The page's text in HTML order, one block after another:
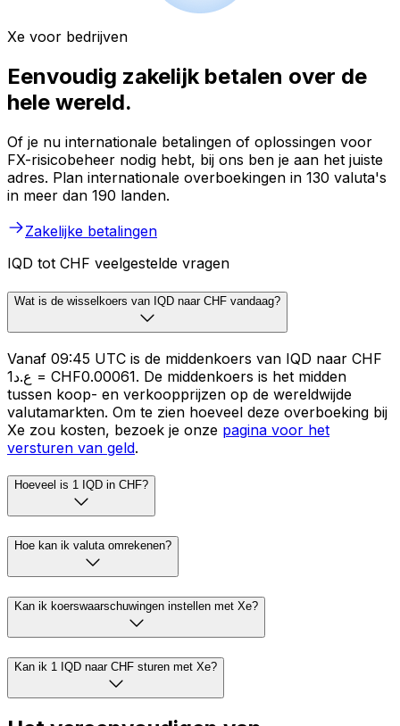
Xe voor bedrijven
Eenvoudig zakelijk betalen over de
hele wereld.
Of je nu internationale betalingen of oplossingen voor
FX-risicobeheer nodig hebt, bij ons ben je aan het juiste
adres. Plan internationale overboekingen in 130 valuta's
in meer dan 190 landen.
Zakelijke betalingen
IQD tot CHF veelgestelde vragen
Wat is de wisselkoers van IQD naar CHF vandaag?
Vanaf 09:45 UTC is de middenkoers van IQD naar CHF
ع.د1 = CHF0.00061. De middenkoers is het midden
tussen koop- en verkoopprijzen op de wereldwijde
valutamarkten. Om te zien hoeveel deze overboeking bij
Xe zou kosten, bezoek je onze pagina voor het
versturen van geld.
Hoeveel is 1 IQD in CHF?
Hoe kan ik valuta omrekenen?
Kan ik koerswaarschuwingen instellen met Xe?
Kan ik 1 IQD naar CHF sturen met Xe?